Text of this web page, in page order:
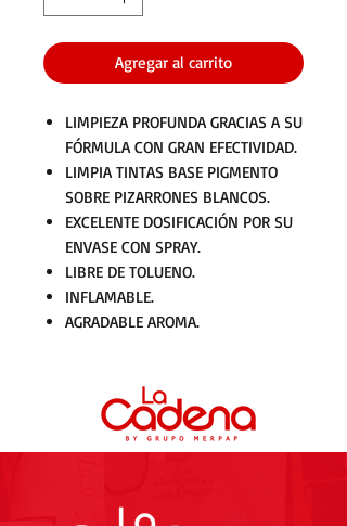
Agregar al carrito
LIMPIEZA PROFUNDA GRACIAS A SU
FÓRMULA CON GRAN EFECTIVIDAD.
LIMPIA TINTAS BASE PIGMENTO
SOBRE PIZARRONES BLANCOS.
EXCELENTE DOSIFICACIÓN POR SU
ENVASE CON SPRAY.
LIBRE DE TOLUENO.
INFLAMABLE.
AGRADABLE AROMA.